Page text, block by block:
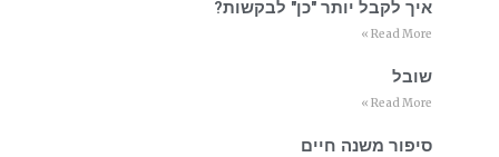
איך לקבל יותר "כן" לבקשות?
Read More »
שובל
Read More »
סיפור משנה חיים